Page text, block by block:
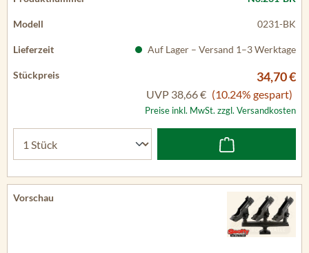
0231-BK
Auf Lager – Versand 1–3 Werktage
34,70 €
UVP 38,66 € (10.24% gespart)
Preise inkl. MwSt. zzgl. Versandkosten